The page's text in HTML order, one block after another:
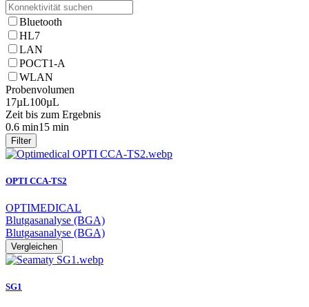
Bluetooth
HL7
LAN
POCT1-A
WLAN
Probenvolumen
17µL100µL
Zeit bis zum Ergebnis
0.6 min15 min
Filter
OPTI CCA-TS2
OPTIMEDICAL
Blutgasanalyse (BGA)
Blutgasanalyse (BGA)
Vergleichen
SG1